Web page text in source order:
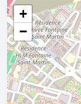
+
−